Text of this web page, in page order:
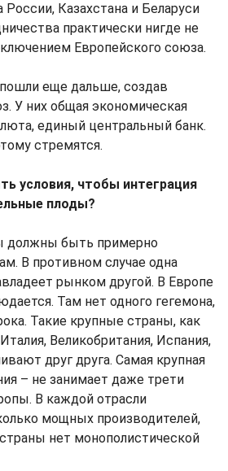
Казахстана и Беларуси
практически нигде не
Европейского союза.
еще дальше, создав
У них общая экономическая
единый центральный банк.
стремятся.
условия, чтобы интеграция
плоды?
должны быть примерно
В противном случае одна
рынком другой. В Европе
Там нет одного гегемона,
Такие крупные страны, как
Великобритания, Испания,
друг друга. Самая крупная
– не занимает даже трети
В каждой отрасли
мощных производителей,
нет монополистической